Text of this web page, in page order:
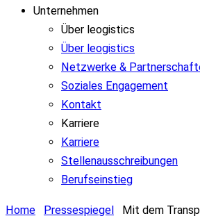
Unternehmen
Über leogistics
Über leogistics
Netzwerke &
Soziales Engagement
Kontakt
Karriere
Karriere
Stellenausschreibungen
Berufseinstieg
Home Pressespiegel Mit dem